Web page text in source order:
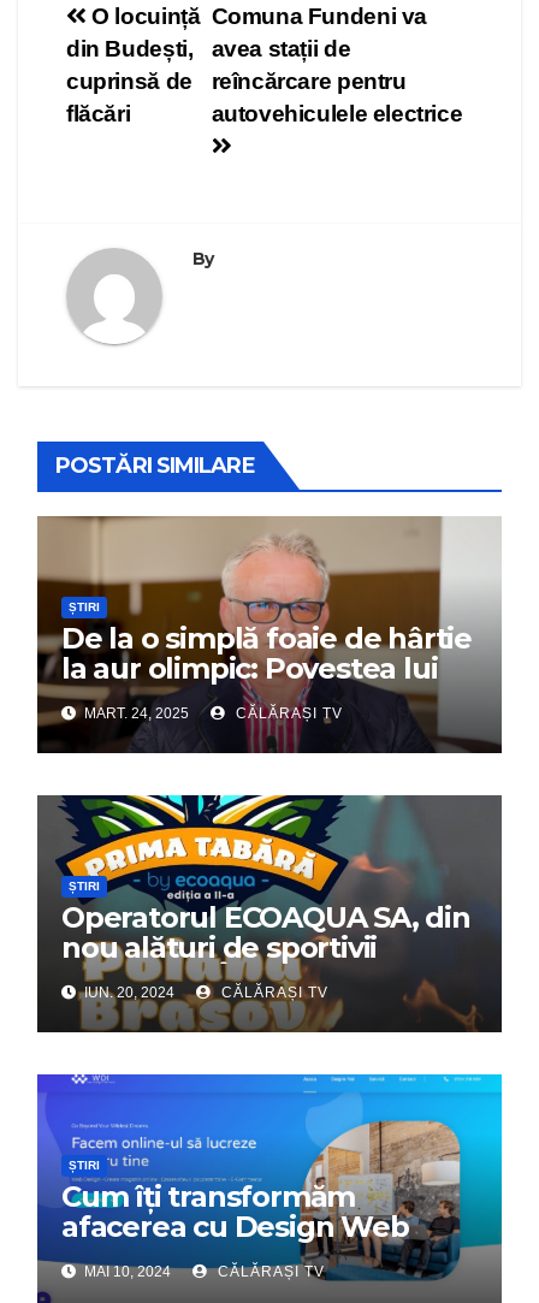
Navigare
în
articole
Comuna Fundeni va
avea stații de
reîncărcare pentru
autovehiculele electrice
O locuință
din Budești,
cuprinsă de
flăcări
By
POSTĂRI SIMILARE
ȘTIRI
De la o simplă foaie de hârtie
la aur olimpic: Povestea lui
Dumitru Chirilă
MART. 24, 2025 CĂLĂRAȘI TV
ȘTIRI
Operatorul ECOAQUA SA, din
nou alături de sportivii
călărășeni. Începe „Prima
Tabără”!
IUN. 20, 2024 CĂLĂRAȘI TV
ȘTIRI
Cum îți transformăm
afacerea cu Design Web
Interactiv – Partenerul tău
digital de încredere
MAI 10, 2024 CĂLĂRAȘI TV